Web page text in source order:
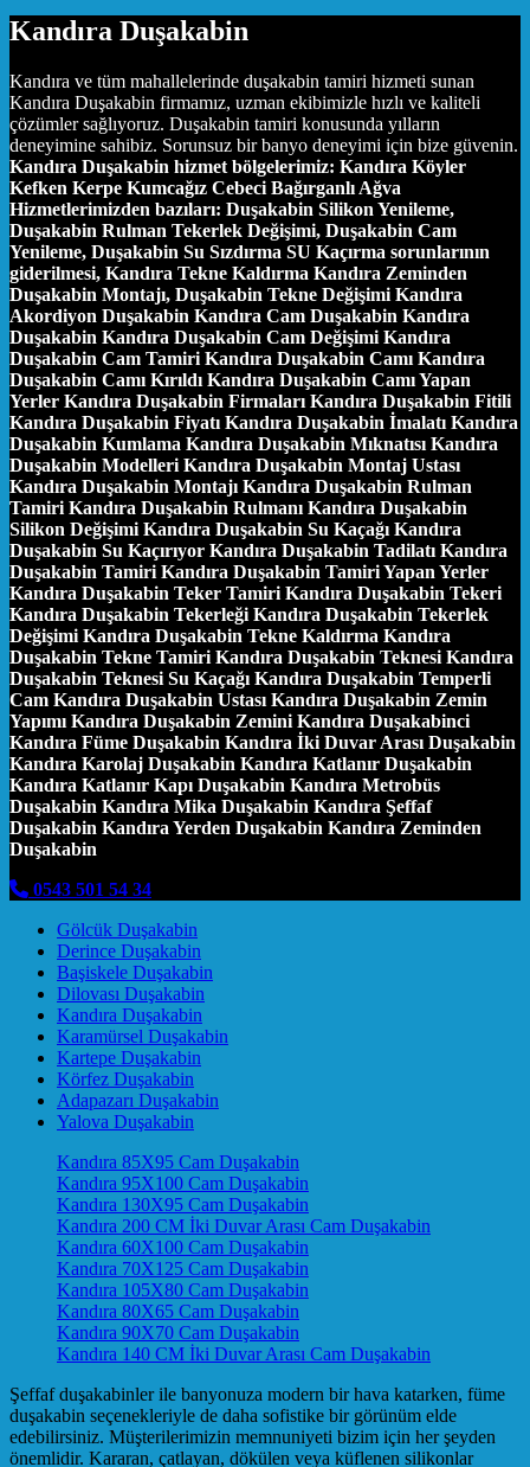
Kandıra Duşakabin
Kandıra ve tüm mahallelerinde duşakabin tamiri hizmeti sunan
Kandıra Duşakabin firmamız, uzman ekibimizle hızlı ve kaliteli
çözümler sağlıyoruz. Duşakabin tamiri konusunda yılların
deneyimine sahibiz. Sorunsuz bir banyo deneyimi için bize güvenin.
Kandıra Duşakabin hizmet bölgelerimiz: Kandıra Köyler
Kefken Kerpe Kumcağız Cebeci Bağırganlı Ağva
Hizmetlerimizden bazıları: Duşakabin Silikon Yenileme,
Duşakabin Rulman Tekerlek Değişimi, Duşakabin Cam
Yenileme, Duşakabin Su Sızdırma SU Kaçırma sorunlarının
giderilmesi, Kandıra Tekne Kaldırma Kandıra Zeminden
Duşakabin Montajı, Duşakabin Tekne Değişimi Kandıra
Akordiyon Duşakabin Kandıra Cam Duşakabin Kandıra
Duşakabin Kandıra Duşakabin Cam Değişimi Kandıra
Duşakabin Cam Tamiri Kandıra Duşakabin Camı Kandıra
Duşakabin Camı Kırıldı Kandıra Duşakabin Camı Yapan
Yerler Kandıra Duşakabin Firmaları Kandıra Duşakabin Fitili
Kandıra Duşakabin Fiyatı Kandıra Duşakabin İmalatı Kandıra
Duşakabin Kumlama Kandıra Duşakabin Mıknatısı Kandıra
Duşakabin Modelleri Kandıra Duşakabin Montaj Ustası
Kandıra Duşakabin Montajı Kandıra Duşakabin Rulman
Tamiri Kandıra Duşakabin Rulmanı Kandıra Duşakabin
Silikon Değişimi Kandıra Duşakabin Su Kaçağı Kandıra
Duşakabin Su Kaçırıyor Kandıra Duşakabin Tadilatı Kandıra
Duşakabin Tamiri Kandıra Duşakabin Tamiri Yapan Yerler
Kandıra Duşakabin Teker Tamiri Kandıra Duşakabin Tekeri
Kandıra Duşakabin Tekerleği Kandıra Duşakabin Tekerlek
Değişimi Kandıra Duşakabin Tekne Kaldırma Kandıra
Duşakabin Tekne Tamiri Kandıra Duşakabin Teknesi Kandıra
Duşakabin Teknesi Su Kaçağı Kandıra Duşakabin Temperli
Cam Kandıra Duşakabin Ustası Kandıra Duşakabin Zemin
Yapımı Kandıra Duşakabin Zemini Kandıra Duşakabinci
Kandıra Füme Duşakabin Kandıra İki Duvar Arası Duşakabin
Kandıra Karolaj Duşakabin Kandıra Katlanır Duşakabin
Kandıra Katlanır Kapı Duşakabin Kandıra Metrobüs
Duşakabin Kandıra Mika Duşakabin Kandıra Şeffaf
Duşakabin Kandıra Yerden Duşakabin Kandıra Zeminden
Duşakabin
0543 501 54 34
Gölcük Duşakabin
Derince Duşakabin
Başiskele Duşakabin
Dilovası Duşakabin
Kandıra Duşakabin
Karamürsel Duşakabin
Kartepe Duşakabin
Körfez Duşakabin
Adapazarı Duşakabin
Yalova Duşakabin
Kandıra 85X95 Cam Duşakabin
Kandıra 95X100 Cam Duşakabin
Kandıra 130X95 Cam Duşakabin
Kandıra 200 CM İki Duvar Arası Cam Duşakabin
Kandıra 60X100 Cam Duşakabin
Kandıra 70X125 Cam Duşakabin
Kandıra 105X80 Cam Duşakabin
Kandıra 80X65 Cam Duşakabin
Kandıra 90X70 Cam Duşakabin
Kandıra 140 CM İki Duvar Arası Cam Duşakabin
Şeffaf duşakabinler ile banyonuza modern bir hava katarken, füme
duşakabin seçenekleriyle de daha sofistike bir görünüm elde
edebilirsiniz. Müşterilerimizin memnuniyeti bizim için her şeyden
önemlidir. Kararan, çatlayan, dökülen veya küflenen silikonlar